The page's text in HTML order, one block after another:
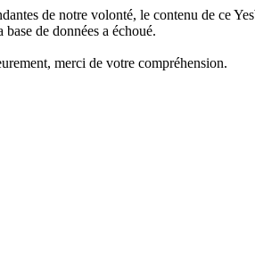
de notre volonté, le contenu de ce
de données a échoué.
merci de votre compréhension.